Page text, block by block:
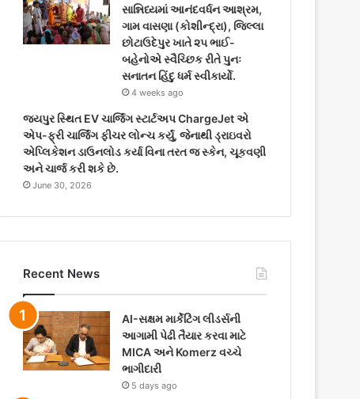
સાન્નિધ્યમાં આનંદવર્ધન આશ્રમ,
ગામ વાસણા (કોશીન્દ્રા), જિલ્લા
છોટાઉદેપુર ખાતે ૨૫ ભાઈ-
બહેનોએ સ્વૈચ્છિક રીતે પુનઃ
સનાતન હિંદુ ધર્મ સ્વીકાર્યો.
4 weeks ago
જયપુર સ્થિત EV ચાર્જિંગ સ્ટાર્ટઅપ ChargeJet એ
એપ-ફ્રી ચાર્જિંગ ફીચર લોન્ચ કર્યું, જેનાથી ડ્રાઇવરો
એપ્લિકેશન ડાઉનલોડ કર્યા વિના તરત જ સ્કેન, ચૂકવણી
અને ચાર્જ કરી શકે છે.
June 30, 2026
Recent News
AI-સક્ષમ માર્કેટિંગ લીડર્સની
આગામી પેઢી તૈયાર કરવા માટે
MICA અને Komerz વચ્ચે
ભાગીદારી
5 days ago